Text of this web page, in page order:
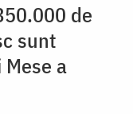
de
sunt
a